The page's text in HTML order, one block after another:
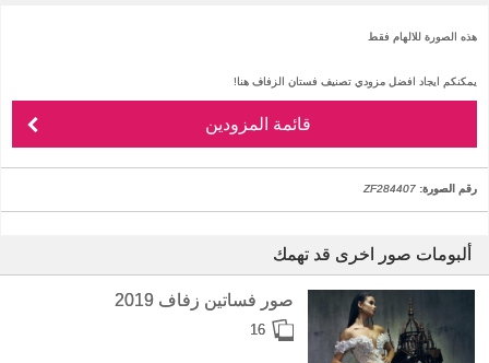
هذه الصورة للالهام فقط
يمكنكم ايجاد افضل مزودي تصنيف فستان الزفاف هنا!
قائمة المزودين
رقم الصورة: ZF284407
ألبومات صور اخرى قد تهمك
صور فساتين زفاف 2019
16